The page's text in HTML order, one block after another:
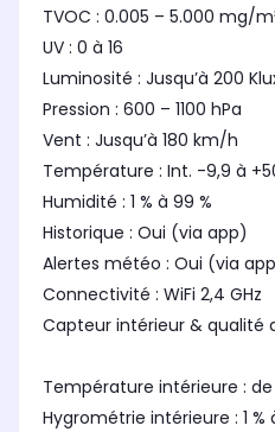
TVOC : 0.005 – 5.000 mg/
UV : 0 à 16
Luminosité : Jusqu’à 200
Pression : 600 – 1100 hPa
Vent : Jusqu’à 180 km/h
Température : Int. -9,9 à
Humidité : 1 % à 99 %
Historique : Oui (via app)
Alertes météo : Oui (via
Connectivité : WiFi 2,4 GHz
Capteur intérieur & qualité
Température intérieure : de
Hygrométrie intérieure : 1 %